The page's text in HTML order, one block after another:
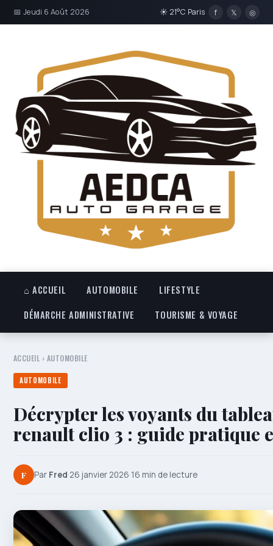
📅 Jeudi 6 Août 2026 ☀ 21°C Paris f 𝕏 ◎
⌂ ACCUEIL AUTOMOBILE
LIFESTYLE
DÉMARCHE ADMINISTRATIVE
TOURISME & VOYAGE
ACCUEIL › AUTOMOBILE
AUTOMOBILE
Décrypter les voyants du
renault clio 3 : guide pratique
F Par Fred·26 janvier 2026·16 min de lecture